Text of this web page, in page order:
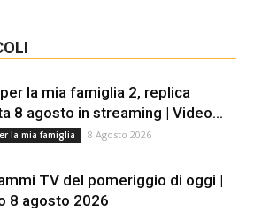
la mia famiglia 2, replica
8 agosto in streaming | Video...
la mia famiglia 8 Agosto 2026
TV del pomeriggio di oggi |
8 agosto 2026